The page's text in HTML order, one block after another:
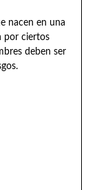
nacen en una
por ciertos
deben ser